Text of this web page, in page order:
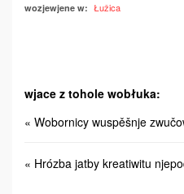
wozjewjene w: Łužica
wjace z tohole wobłuka:
« Wobornicy wuspěšnje
« Hrózba jatby kreatiwitu